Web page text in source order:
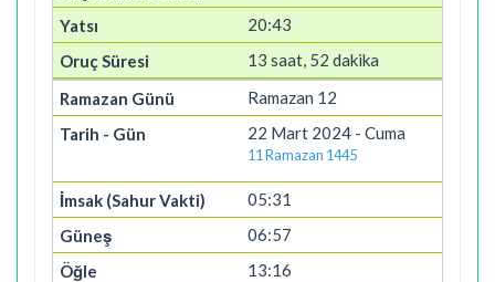
20:43
13 saat, 52 dakika
Ramazan 12
22 Mart 2024 - Cuma
11 Ramazan 1445
05:31
06:57
13:16